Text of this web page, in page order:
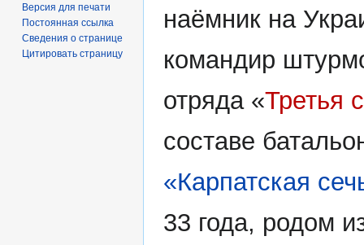
наёмник на
командир
отряда «Третья
составе
«Карпатская
33 года, родом
Версия для печати
Постоянная ссылка
Сведения о странице
Цитировать страницу